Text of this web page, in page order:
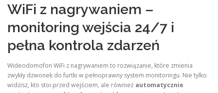
WiFi z nagrywaniem –
monitoring wejścia 24/7 i
pełna kontrola zdarzeń
Wideodomofon WiFi z nagrywaniem to rozwiązanie, które zmienia
zwykły dzwonek do furtki w pełnoprawny system monitoringu. Nie tylko
widzisz, kto stoi przed wejściem, ale również automatycznie